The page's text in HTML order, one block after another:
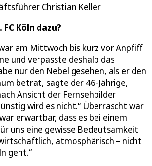
Christian Keller
Köln dazu?
am Mittwoch bis kurz vor Anpfiff
und verpasste deshalb das
nur den Nebel gesehen, als er den
betrat, sagte der 46-Jährige,
Ansicht der Fernsehbilder
wird es nicht.“ Überrascht war
erwartbar, dass es bei einem
uns eine gewisse Bedeutsamkeit
atmosphärisch – nicht
geht.“